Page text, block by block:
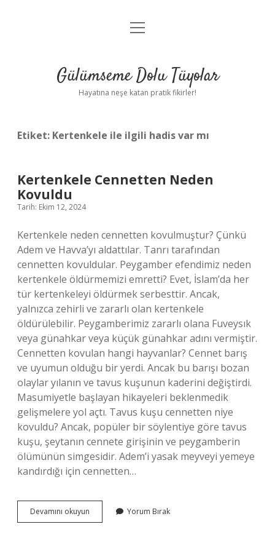
Anasayfa
Yasal Uyarı
menüyü
Gülümseme Dolu Tüyolar
Hayatına neşe katan pratik fikirler!
Etiket: Kertenkele ile ilgili hadis var mı
Kertenkele Cennetten Neden
Kovuldu
Tarih: Ekim 12, 2024
Kertenkele neden cennetten kovulmuştur? Çünkü
Adem ve Havva’yı aldattılar. Tanrı tarafından
cennetten kovuldular. Peygamber efendimiz neden
kertenkele öldürmemizi emretti? Evet, İslam’da her
tür kertenkeleyi öldürmek serbesttir. Ancak,
yalnızca zehirli ve zararlı olan kertenkele
öldürülebilir. Peygamberimiz zararlı olana Fuveysık
veya günahkar veya küçük günahkar adını vermiştir.
Cennetten kovulan hangi hayvanlar? Cennet barış
ve uyumun olduğu bir yerdi. Ancak bu barışı bozan
olaylar yılanın ve tavus kuşunun kaderini değiştirdi.
Masumiyetle başlayan hikayeleri beklenmedik
gelişmelere yol açtı. Tavus kuşu cennetten niye
kovuldu? Ancak, popüler bir söylentiye göre tavus
kuşu, şeytanın cennete girişinin ve peygamberin
ölümünün simgesidir. Adem’i yasak meyveyi yemeye
kandırdığı için cennetten…
Devamını okuyun Kertenkele
Cennetten
Yorum Bırak